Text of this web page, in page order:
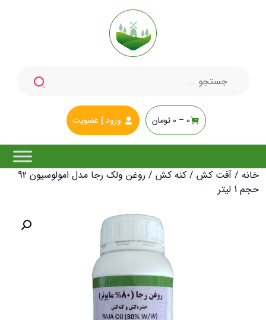
0 –
0 تومان ورود عضویت
خانه / آفت کش / کنه کش
/ روغن ولک رجا مدل امولوسیون 92
حجم 1 لیتر